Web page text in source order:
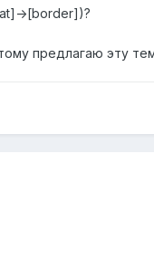
>[border])?
предлагаю эту